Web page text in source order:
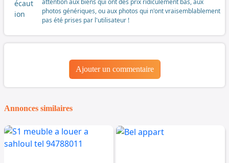
photos génériques, ou aux photos qui n'ont vraisemblablement
pas été prises par l'utilisateur !
Ajouter un commentaire
Annonces similaires